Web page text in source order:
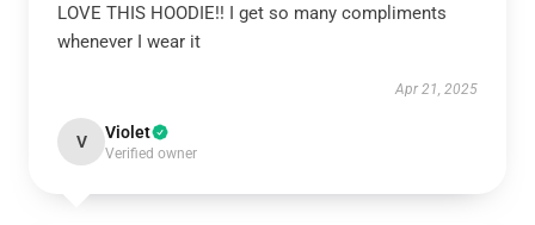
LOVE THIS HOODIE!! I get so many compliments
whenever I wear it
Apr 21, 2025
V Violet
Verified owner